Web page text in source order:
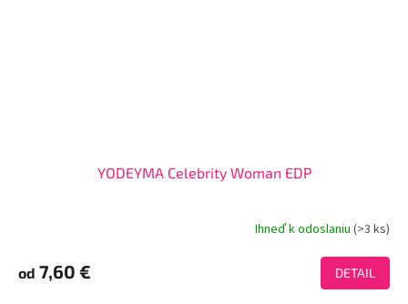
YODEYMA Celebrity Woman EDP
produktu
je
Ihneď k odoslaniu(>3 ks)
od 7,60 € DETAIL